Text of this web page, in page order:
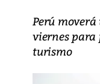
Perú
viernes
turismo